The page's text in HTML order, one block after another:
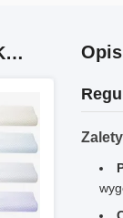
ZAŁĄCZONE PRODUKTY
Zalety